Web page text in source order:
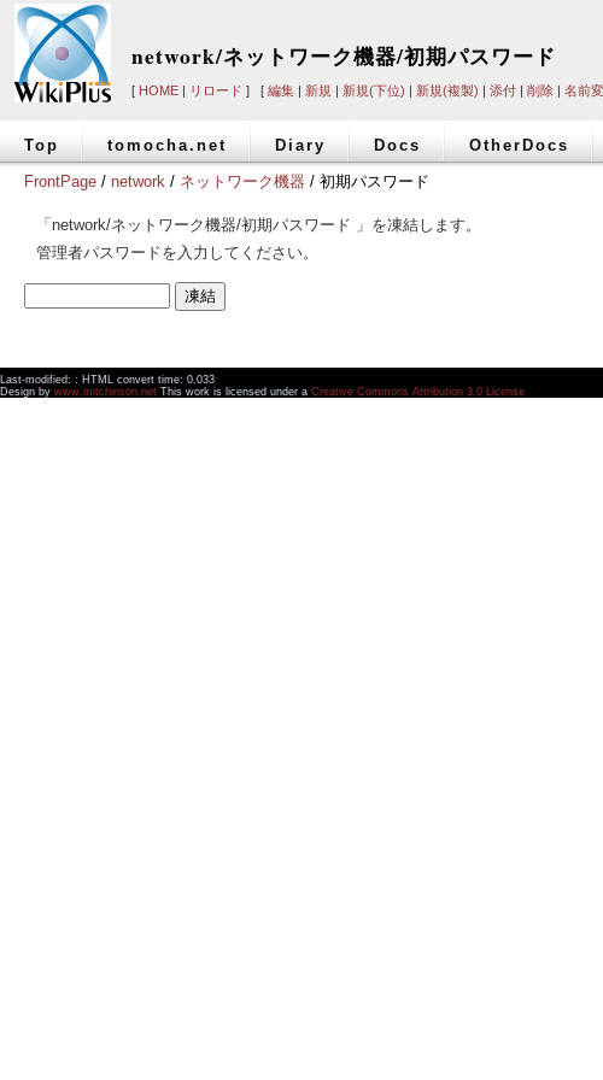
network/ネットワーク機器/初期パスワード
[ HOME | リロード ] [ 編集 | 新規 | 新規(下位) | 新規(複製) | 添付 | 削除 | 名前
Top tomocha.net Diary Docs OtherDocs
FrontPage / network / ネットワーク機器 / 初期パスワード
「network/ネットワーク機器/初期パスワード 」を凍結します。
管理者パスワードを入力してください。
Last-modified: : HTML convert time: 0.033
Design by www.mitchinson.net This work is licensed under a Creative Commons Attribution 3.0 License